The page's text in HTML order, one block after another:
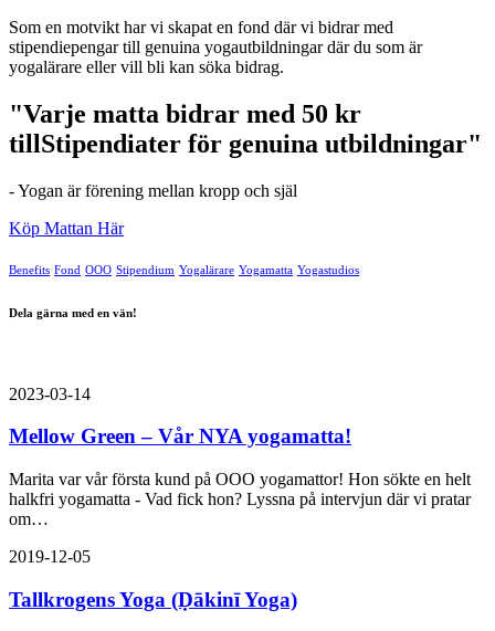
Som en motvikt har vi skapat en fond där vi bidrar med
stipendiepengar till genuina yogautbildningar där du som är
yogalärare eller vill bli kan söka bidrag.
"Varje matta bidrar med 50 kr
tillStipendiater för genuina utbildningar"
- Yogan är förening mellan kropp och själ
Köp Mattan Här
Benefits Fond OOO Stipendium Yogalärare Yogamatta Yogastudios
Dela gärna med en vän!
2023-03-14
Mellow Green – Vår NYA yogamatta!
Marita var vår första kund på OOO yogamattor! Hon sökte en helt
halkfri yogamatta - Vad fick hon? Lyssna på intervjun där vi pratar
om…
2019-12-05
Tallkrogens Yoga (Ḍākinī Yoga)